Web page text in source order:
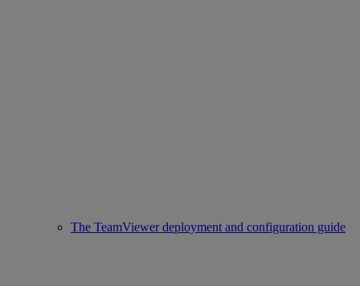
The TeamViewer deployment and configuration guide